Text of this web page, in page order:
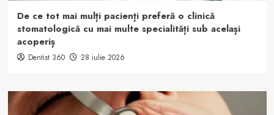
De ce tot mai mulți pacienți preferă o clinică
stomatologică cu mai multe specialități sub același
acoperiș
Dentist 360 28 iulie 2026